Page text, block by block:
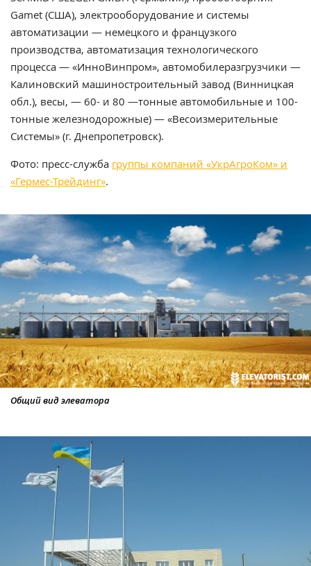
Gamet (США), электрооборудование и системы
автоматизации — немецкого и французкого
производства, автоматизация технологического
процесса — «ИнноВинпром», автомобилеразгрузчики —
Калиновский машиностроительный завод (Винницкая
обл.), весы, — 60- и 80 —тонные автомобильные и 100-
тонные железнодорожные) — «Весоизмерительные
Системы» (г. Днепропетровск).
Фото: пресс-служба группы компаний «УкрАгроКом» и
«Гермес-Трейдинг».
Общий вид элеватора